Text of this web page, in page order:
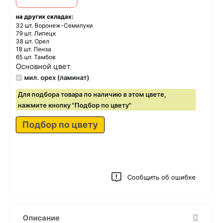
на других складах:
32 шт. Воронеж-Семилуки
79 шт. Липецк
38 шт. Орел
18 шт. Пенза
65 шт. Тамбов
Основной цвет
мил. орех (ламинат)
Для подбора товара по наличию в этом цвете,
нажмите кнопку "Подбор по цвету"
Подбор по цвету
Сообщить об ошибке
Описание